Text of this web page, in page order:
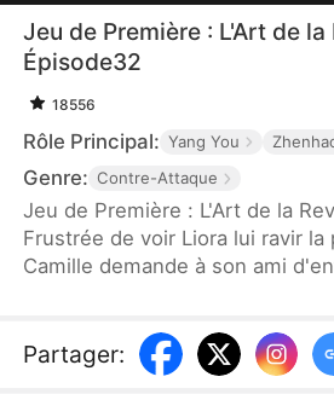
Jeu de Première : L'Art de la
Épisode32
18556
Rôle Principal: Yang You
Genre: Contre-Attaque
Jeu de Première : L'Art de la
Frustrée de voir Liora lui ravir la
Camille demande à son ami
avec Adrien, quitte à voir ses
des résultats, persuadée de sa
Partager: